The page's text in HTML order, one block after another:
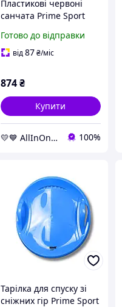
Пластикові червоні
санчата Prime Sport
market-without-queues-
Готово до відправки
від87 ₴/міс
874 ₴
Купити
💛💙 AllInOne - знаходь все необхідне в одному магазині! 100%
Тарілка для спуску зі
сніжних гір Prime Sport